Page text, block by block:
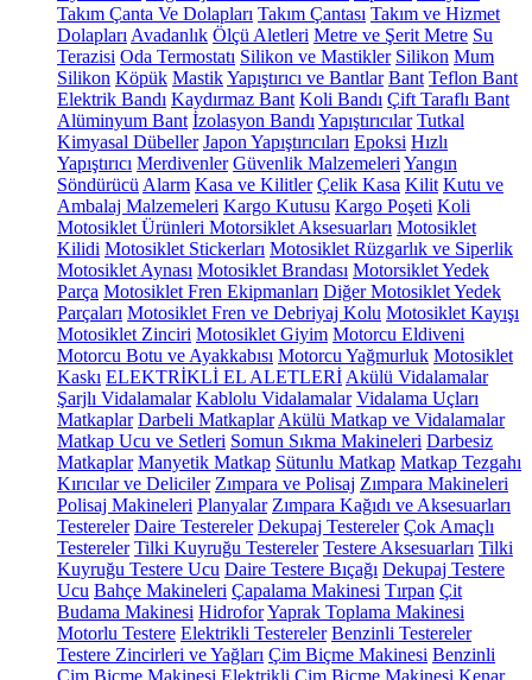
Takım Çanta Ve Dolapları Takım Çantası Takım ve Hizmet
Dolapları Avadanlık Ölçü Aletleri Metre ve Şerit Metre Su
Terazisi Oda Termostatı Silikon ve Mastikler Silikon Mum
Silikon Köpük MastikYapıştırıcı ve Bantlar Bant Teflon Bant
Elektrik Bandı Kaydırmaz Bant Koli Bandı Çift Taraflı Bant
Alüminyum Bant İzolasyon Bandı Yapıştırıcılar Tutkal
Kimyasal Dübeller Japon Yapıştırıcıları Epoksi Hızlı
Yapıştırıcı Merdivenler Güvenlik Malzemeleri Yangın
Söndürücü Alarm Kasa ve Kilitler Çelik Kasa Kilit Kutu ve
Ambalaj Malzemeleri Kargo Kutusu Kargo Poşeti Koli
Motosiklet Ürünleri Motorsiklet Aksesuarları Motosiklet
Kilidi Motosiklet Stickerları Motosiklet Rüzgarlık ve Siperlik
Motosiklet Aynası Motosiklet Brandası Motorsiklet Yedek
Parça Motosiklet Fren Ekipmanları Diğer Motosiklet Yedek
Parçaları Motosiklet Fren ve Debriyaj Kolu Motosiklet Kayışı
Motosiklet Zinciri Motosiklet Giyim Motorcu Eldiveni
Motorcu Botu ve Ayakkabısı Motorcu Yağmurluk Motosiklet
Kaskı ELEKTRİKLİ EL ALETLERİ Akülü Vidalamalar
Şarjlı Vidalamalar Kablolu Vidalamalar Vidalama Uçları
Matkaplar Darbeli Matkaplar Akülü Matkap ve Vidalamalar
Matkap Ucu ve Setleri Somun Sıkma Makineleri Darbesiz
Matkaplar Manyetik Matkap Sütunlu Matkap Matkap Tezgahı
Kırıcılar ve Deliciler Zımpara ve Polisaj Zımpara Makineleri
Polisaj Makineleri Planyalar Zımpara Kağıdı ve Aksesuarları
Testereler Daire Testereler Dekupaj Testereler Çok Amaçlı
Testereler Tilki Kuyruğu Testereler Testere Aksesuarları Tilki
Kuyruğu Testere Ucu Daire Testere Bıçağı Dekupaj Testere
Ucu Bahçe Makineleri Çapalama Makinesi Tırpan Çit
Budama Makinesi HidroforYaprak Toplama Makinesi
Motorlu Testere Elektrikli Testereler Benzinli Testereler
Testere Zincirleri ve Yağları Çim Biçme Makinesi Benzinli
Çim Biçme Makinesi Elektrikli Çim Biçme Makinesi Kenar